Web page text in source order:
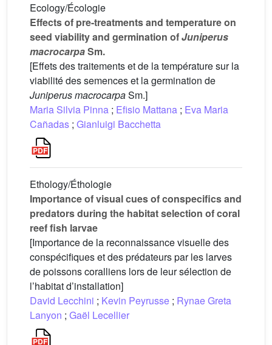
Ecology/Écologie
Effects of pre-treatments and temperature on
seed viability and germination ofJuniperus
macrocarpaSm.
[Effets des traitements et de la température sur la
viabilité des semences et la germination de
Juniperus macrocarpaSm.]
Maria Silvia Pinna ; Efisio Mattana ; Eva Maria
Cañadas ; Gianluigi Bacchetta
Ethology/Éthologie
Importance of visual cues of conspecifics and
predators during the habitat selection of coral
reef fish larvae
[Importance de la reconnaissance visuelle des
conspécifiques et des prédateurs par les larves
de poissons coralliens lors de leur sélection de
l’habitat d’installation]
David Lecchini ; Kevin Peyrusse ; Rynae Greta
Lanyon ; Gaël Lecellier